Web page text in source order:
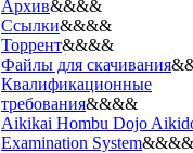
Архив&&&&
Ссылки&&&&
Торрент&&&&
Файлы для скачивания
Квалификационные
требования&&&&
Aikikai Hombu Dojo
Examination System&&&&